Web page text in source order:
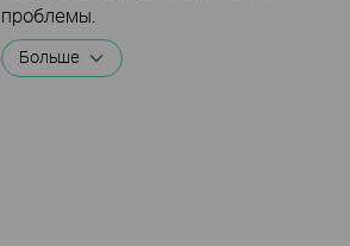
проблемы.
Больше